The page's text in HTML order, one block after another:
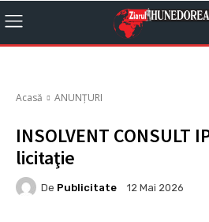
Acasă ANUNȚURI
INSOLVENT CONSULT
licitaţie
De Publicitate 12 Mai 2026